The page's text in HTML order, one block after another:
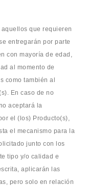
que requieren
entregarán por parte
con mayoría de edad,
al momento de
como también al
En caso de no
aceptará la
el (los) Producto(s),
el mecanismo para la
junto con los
tipo y/o calidad e
aplicarán las
pero solo en relación